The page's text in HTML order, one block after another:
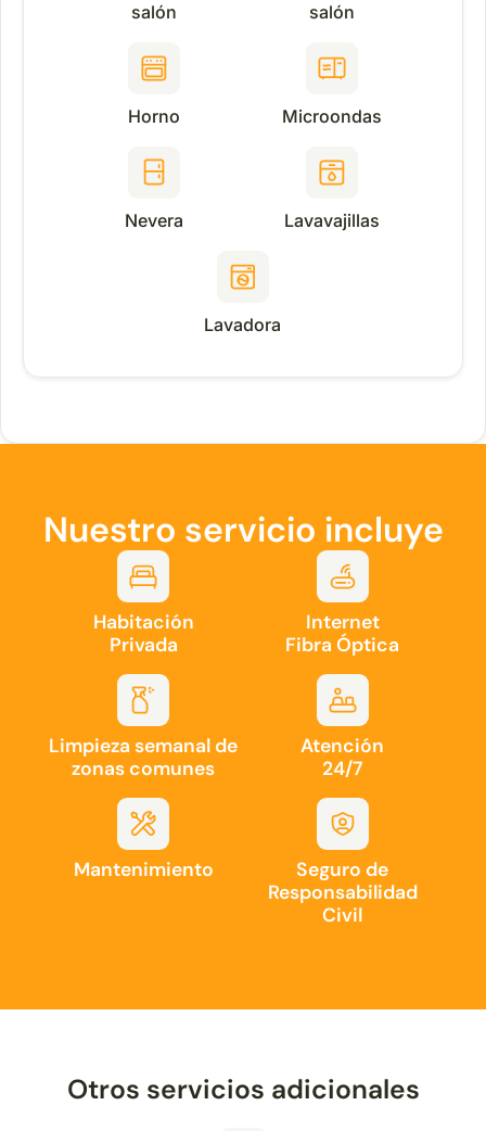
salón
salón
Horno Microondas
Nevera Lavavajillas
Lavadora
Nuestro servicio incluye
Habitación
Privada
Internet
Fibra Óptica
Limpieza semanal de
zonas comunes
Atención
24/7
Mantenimiento
Seguro de
Responsabilidad
Civil
Otros servicios adicionales